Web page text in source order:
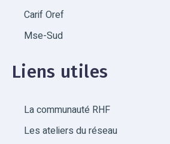
Carif Oref
Mse-Sud
Liens utiles
La communauté RHF
Les ateliers du réseau